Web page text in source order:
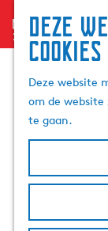
Deze
cookies
Deze website
om de
te gaan.
menu
G
a
a
a
r
h
m